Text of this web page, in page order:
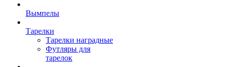
Вымпелы
Тарелки
Тарелки наградные
Футляры для
тарелок